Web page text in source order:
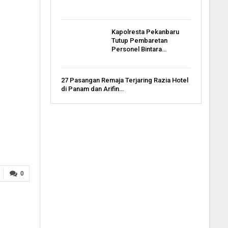
0
Kapolresta Pekanbaru
Tutup Pembaretan
Personel Bintara…
27 Pasangan Remaja Terjaring Razia Hotel
di Panam dan Arifin…